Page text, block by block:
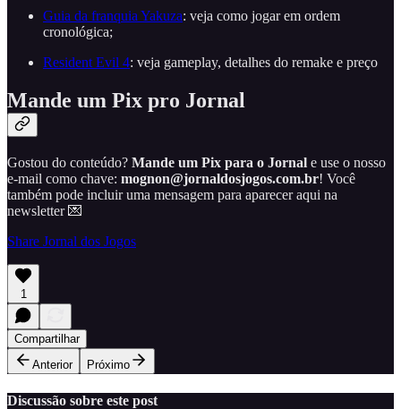
Guia da franquia Yakuza: veja como jogar em ordem
cronológica;
Resident Evil 4: veja gameplay, detalhes do remake e preço
Mande um Pix pro Jornal
Gostou do conteúdo? Mande um Pix para o Jornal e use o nosso
e-mail como chave: mognon@jornaldosjogos.com.br! Você
também pode incluir uma mensagem para aparecer aqui na
newsletter 💌
Share Jornal dos Jogos
1
Compartilhar
Anterior
Próximo
Discussão sobre este post